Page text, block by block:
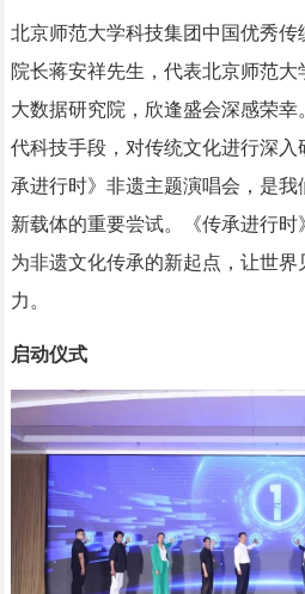
北京师范大学科技集团中国优秀
院长蒋安祥先生，代表北京师范
大数据研究院，欣逢盛会深感荣
代科技手段，对传统文化进行深
承进行时》非遗主题演唱会，是我
新载体的重要尝试。《传承进行
为非遗文化传承的新起点，让世
力。
启动仪式